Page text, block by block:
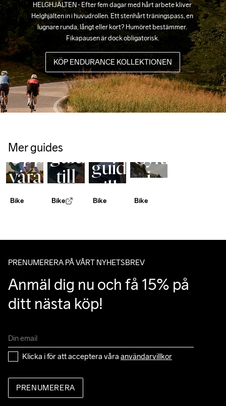
HELGHJÄLTEN - Efter fem dagar med hårt arbete kliver
Helghjälten in i huvudrollen. Ett stenhårt träningspass, en
lugnare runda, långt eller kort? Humöret bestämmer.
Fikapausen är dock obligatorisk.
KÖP ENDURANCE KOLLEKTIONEN
Mer guides
CYKLING
Upptäck
våra
cykelkoncept
Bike
guide
till
rätt
Bike
Cycling
guide
till
rätt
Bike
Cykling
i
alla
Bike
PRENUMERERA PÅ VÅRT NYHETSBREV
Anmäl dig nu och få 15% på
ditt nästa köp!
Klicka i för att acceptera våra användarvillkor
PRENUMERERA